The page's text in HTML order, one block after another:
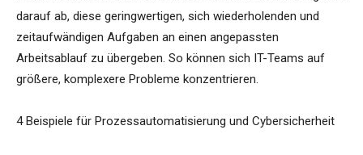
darauf ab, diese geringwertigen, sich wiederholenden und
zeitaufwändigen Aufgaben an einen angepassten
Arbeitsablauf zu übergeben. So können sich IT-Teams auf
größere, komplexere Probleme konzentrieren.
4 Beispiele für Prozessautomatisierung und Cybersicherheit